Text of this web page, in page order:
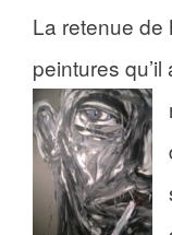
La retenue de
peintures